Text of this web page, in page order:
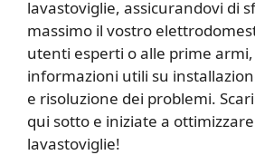
lavastoviglie, assicurandovi di
massimo il vostro
utenti esperti o alle prime
informazioni utili su
e risoluzione dei problemi.
qui sotto e iniziate a ottimizzare
lavastoviglie!